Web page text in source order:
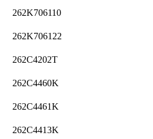
262K706110
262K706122
262C4202T
262C4460K
262C4461K
262C4413K